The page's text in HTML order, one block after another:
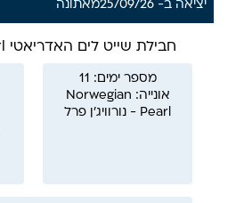
יציאה ב- 25/09/26 מאתונה
חבילת שייט לים האדריאטי Norwegian Pearl
מספר ימים: 11
אונייה: Norwegian
Pearl - נורוויג'ן פרל